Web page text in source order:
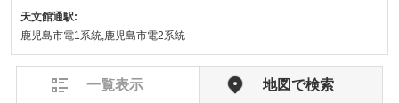
天文館通駅:
鹿児島市電1系統,鹿児島市電2系統
一覧表示 地図で検索